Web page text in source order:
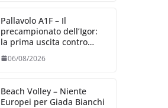
Pallavolo A1F – Il
precampionato dell’Igor:
la prima uscita contro
Bergamo (04/09)
06/08/2026
Beach Volley – Niente
Europei per Giada Bianchi